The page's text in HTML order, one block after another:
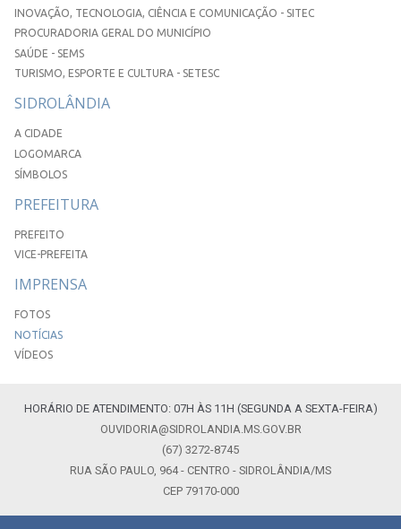
INOVAÇÃO, TECNOLOGIA, CIÊNCIA E COMUNICAÇÃO - SITEC
PROCURADORIA GERAL DO MUNICÍPIO
SAÚDE - SEMS
TURISMO, ESPORTE E CULTURA - SETESC
SIDROLÂNDIA
A CIDADE
LOGOMARCA
SÍMBOLOS
PREFEITURA
PREFEITO
VICE-PREFEITA
IMPRENSA
FOTOS
NOTÍCIAS
VÍDEOS
HORÁRIO DE ATENDIMENTO: 07H ÀS 11H (SEGUNDA A SEXTA-FEIRA)
OUVIDORIA@SIDROLANDIA.MS.GOV.BR
(67) 3272-8745
RUA SÃO PAULO, 964 - CENTRO - SIDROLÂNDIA/MS
CEP 79170-000